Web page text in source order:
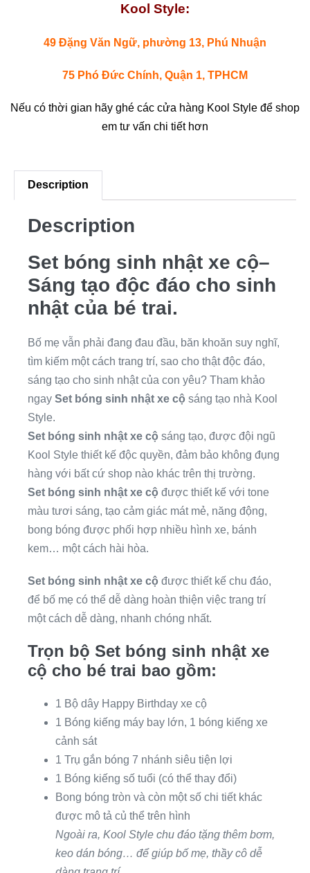
Kool Style:
49 Đặng Văn Ngữ, phường 13, Phú Nhuận
75 Phó Đức Chính, Quận 1, TPHCM
Nếu có thời gian hãy ghé các cửa hàng Kool Style để shop
em tư vấn chi tiết hơn
Description
Description
Set bóng sinh nhật xe cộ–
Sáng tạo độc đáo cho sinh
nhật của bé trai.
Bố mẹ vẫn phải đang đau đầu, băn khoăn suy nghĩ,
tìm kiếm một cách trang trí, sao cho thật độc đáo,
sáng tạo cho sinh nhật của con yêu? Tham khảo
ngay Set bóng sinh nhật xe cộ sáng tạo nhà Kool
Style.
Set bóng sinh nhật xe cộ sáng tạo, được đội ngũ
Kool Style thiết kế độc quyền, đảm bảo không đụng
hàng với bất cứ shop nào khác trên thị trường.
Set bóng sinh nhật xe cộ được thiết kế với tone
màu tươi sáng, tạo cảm giác mát mẻ, năng động,
bong bóng được phối hợp nhiều hình xe, bánh
kem… một cách hài hòa.
Set bóng sinh nhật xe cộ được thiết kế chu đáo,
để bố mẹ có thể dễ dàng hoàn thiện việc trang trí
một cách dễ dàng, nhanh chóng nhất.
Trọn bộ Set bóng sinh nhật xe
cộ cho bé trai bao gồm:
1 Bộ dây Happy Birthday xe cộ
1 Bóng kiếng máy bay lớn, 1 bóng kiếng xe
cảnh sát
1 Trụ gắn bóng 7 nhánh siêu tiện lợi
1 Bóng kiếng số tuổi (có thể thay đổi)
Bong bóng tròn và còn một số chi tiết khác
được mô tả củ thể trên hình
Ngoài ra, Kool Style chu đáo tặng thêm bơm,
keo dán bóng… để giúp bố mẹ, thầy cô dễ